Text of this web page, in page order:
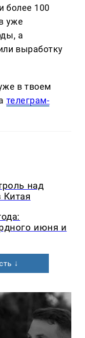
более 100
уже
а
выработку
в твоем
телеграм-
над
Китая
июня и
↓